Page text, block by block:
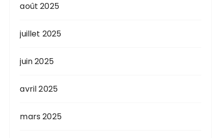
août 2025
juillet 2025
juin 2025
avril 2025
mars 2025